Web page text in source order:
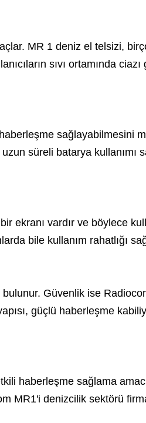
MR 1 deniz el telsizi,
sıvı ortamında
sağlayabilmesini
süreli batarya kullanımı
ekranı vardır ve böylece
bile kullanım rahatlığı
Güvenlik ise
güçlü haberleşme
haberleşme sağlama
MR1'i denizcilik sektörü